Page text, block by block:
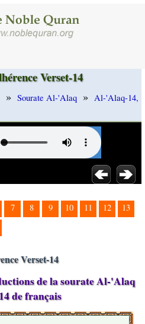
Verset-14
» Sourate Al-'Alaq » Al-'Alaq-14,
7 8 9 10 11 12 13
Verset-14
de la sourate Al-'Alaq
de français